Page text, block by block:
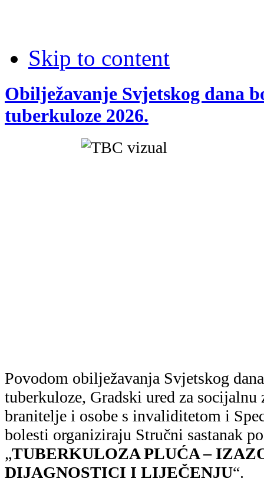
Skip to content
Obilježavanje Svjetskog dana
tuberkuloze 2026.
Povodom obilježavanja Svjetskog
tuberkuloze, Gradski ured za socijalnu
branitelje i osobe s invaliditetom i
bolesti organiziraju Stručni sastanak
„TUBERKULOZA PLUĆA –
DIJAGNOSTICI I LIJEČENJU“.